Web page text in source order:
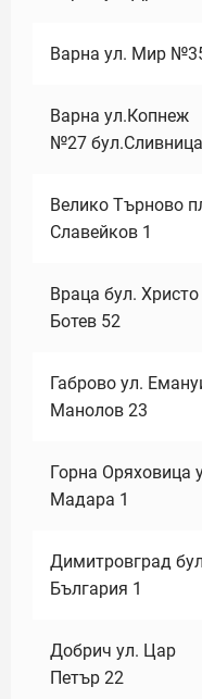
Варна ул. Мир
Варна ул.Копнеж
№27 бул.Сливница
Велико Търново
Славейков 1
Враца бул. Христо
Ботев 52
Габрово ул.
Манолов 23
Горна Оряховица
Мадара 1
Димитровград
България 1
Добрич ул. Цар
Петър 22